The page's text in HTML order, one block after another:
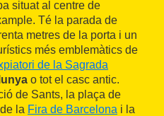
situat al centre de
Té la parada de
metres de la porta i un
més emblemàtics de
de la Sagrada
o tot el casc antic.
de Sants, la plaça de
la Fira de Barcelona i la